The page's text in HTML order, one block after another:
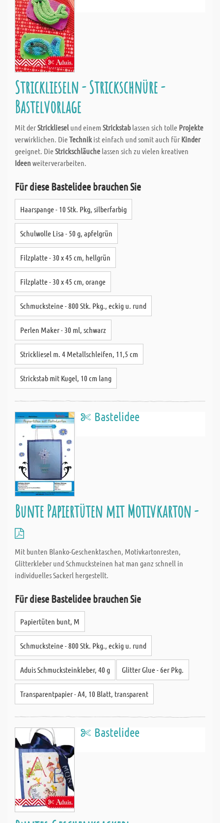
Stricklieseln - Strickschnüre -
Bastelvorlage
Mit derStricklieselund einem Strickstablassen sich tolle Projekte
verwirklichen. DieTechnik ist einfach und somit auch für Kinder
geeignet. DieStrickschläuche lassen sich zu vielen kreativen
Ideenweiterverarbeiten.
Für diese Bastelidee brauchen Sie
Haarspange - 10 Stk. Pkg, silberfarbig
Schulwolle Lisa - 50 g, apfelgrün
Filzplatte - 30 x 45 cm, hellgrün
Filzplatte - 30 x 45 cm, orange
Schmucksteine - 800 Stk. Pkg., eckig u. rund
Perlen Maker - 30 ml, schwarz
Strickliesel m. 4 Metallschleifen, 11,5 cm
Strickstab mit Kugel, 10 cm lang
Bastelidee
Bunte Papiertüten mit Motivkarton -
Mit bunten Blanko-Geschenktaschen, Motivkartonresten,
Glitterkleber und Schmucksteinen hat man ganz schnell in
individuelles Sackerl hergestellt.
Für diese Bastelidee brauchen Sie
Papiertüten bunt, M
Schmucksteine - 800 Stk. Pkg., eckig u. rund
Aduis Schmucksteinkleber, 40 g Glitter Glue - 6er Pkg.
Transparentpapier - A4, 10 Blatt, transparent
Bastelidee